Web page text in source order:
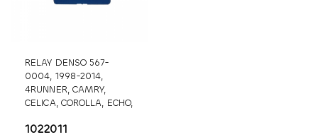
RELAY DENSO 567-
0004, 1998-2014,
4RUNNER, CAMRY,
CELICA, COROLLA, ECHO,
HIGHLANDER, IS300,
1022011